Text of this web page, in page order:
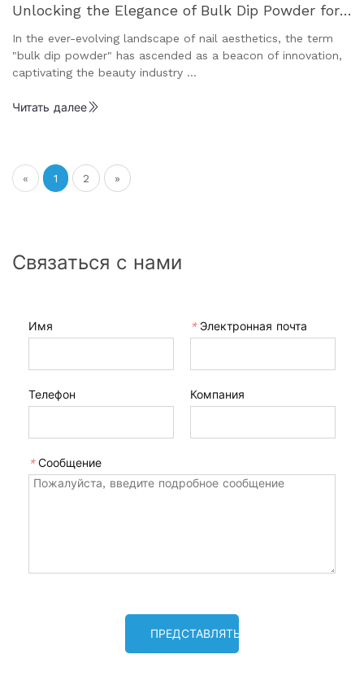
Unlocking the Elegance of Bulk Dip Powder for
In the ever-evolving landscape of nail aesthetics, the term
"bulk dip powder" has ascended as a beacon of innovation,
captivating the beauty industry …
Читать далее
« 1 2 »
Связаться с нами
Имя * Электронная почта
Телефон Компания
* Сообщение
ПРЕДСТАВЛЯТЬ НА РАССМОТРЕНИЕ